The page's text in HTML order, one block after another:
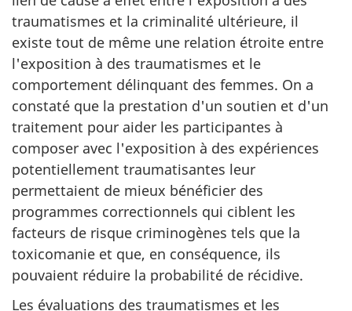
traumatismes et la criminalité ultérieure, il
existe tout de même une relation étroite entre
l'exposition à des traumatismes et le
comportement délinquant des femmes. On a
constaté que la prestation d'un soutien et d'un
traitement pour aider les participantes à
composer avec l'exposition à des expériences
potentiellement traumatisantes leur
permettaient de mieux bénéficier des
programmes correctionnels qui ciblent les
facteurs de risque criminogènes tels que la
toxicomanie et que, en conséquence, ils
pouvaient réduire la probabilité de récidive.
Les évaluations des traumatismes et les